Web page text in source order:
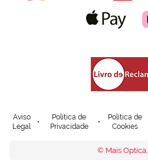
Aviso
Legal
Política de
Privacidade
Política de
Cookies
© Mais